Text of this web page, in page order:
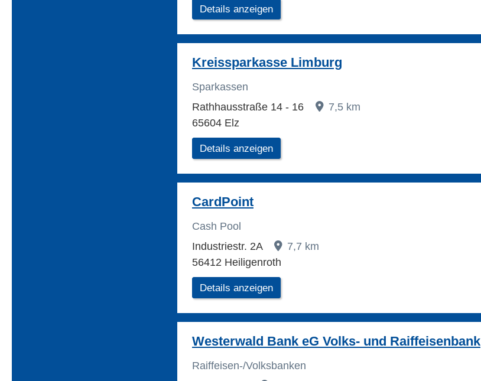
Details anzeigen
Kreissparkasse Limburg
Sparkassen
Rathhausstraße 14 - 16
7,5 km
65604 Elz
Details anzeigen
CardPoint
Cash Pool
Industriestr. 2A
7,7 km
56412 Heiligenroth
Details anzeigen
Westerwald Bank eG Volks- und Raiffeisenbank
Raiffeisen-/Volksbanken